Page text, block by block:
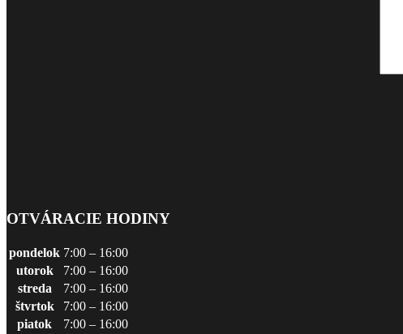
OTVÁRACIE HODINY
pondelok 7:00 – 16:00
utorok
7:00 – 16:00
streda
7:00 – 16:00
štvrtok
7:00 – 16:00
piatok
7:00 – 16:00